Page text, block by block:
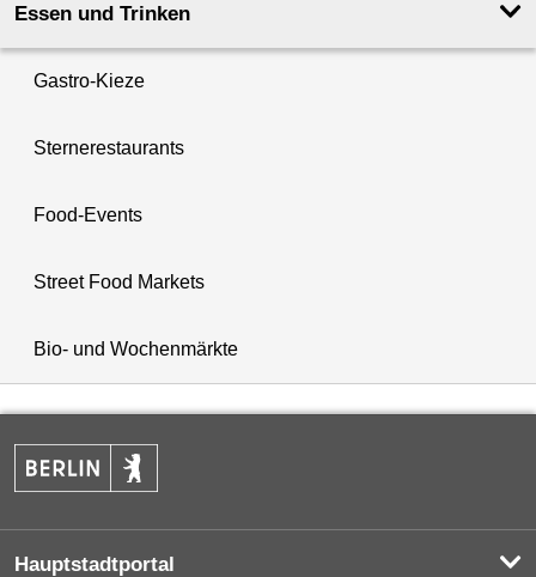
Essen und Trinken
Gastro-Kieze
Sternerestaurants
Food-Events
Street Food Markets
Bio- und Wochenmärkte
Hauptstadtportal